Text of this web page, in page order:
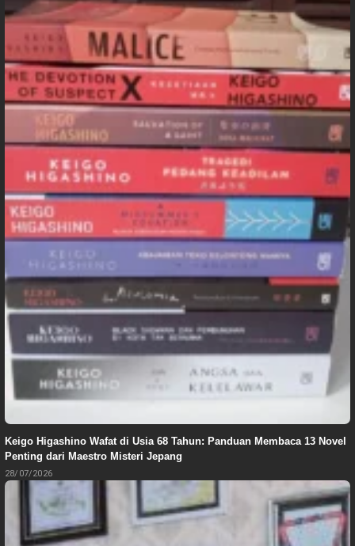
Keigo Higashino Wafat di Usia 68 Tahun: Panduan Membaca 13 Novel
Penting dari Maestro Misteri Jepang
28/07/2026